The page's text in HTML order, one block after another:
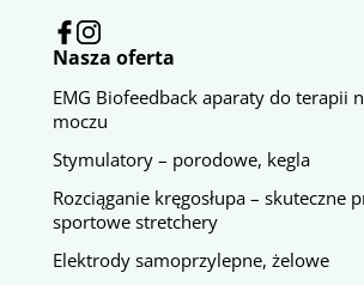
Nasza oferta
EMG Biofeedback aparaty do terapii
moczu
Stymulatory – porodowe, kegla
Rozciąganie kręgosłupa – skuteczne
sportowe stretchery
Elektrody samoprzylepne, żelowe